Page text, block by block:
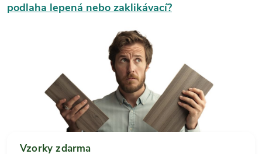
podlaha lepená nebo zaklikávací?
Vzorky zdarma